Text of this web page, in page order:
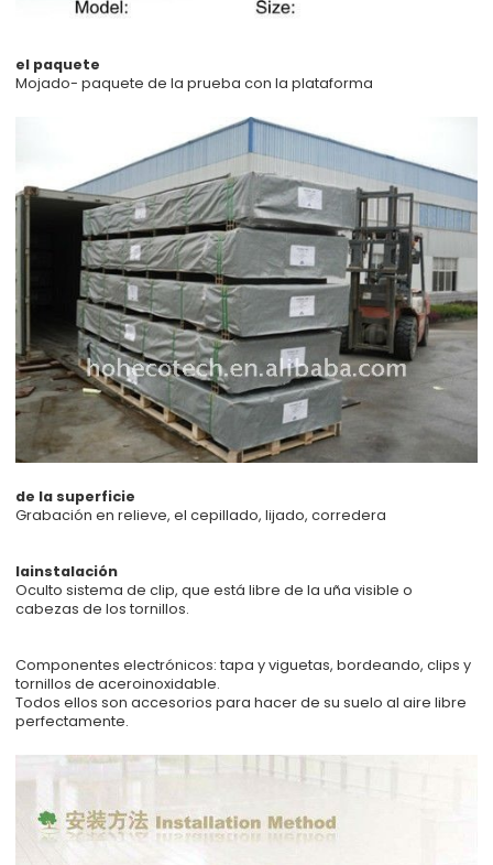
el paquete
Mojado- paquete de la prueba con la plataforma
de la superficie
Grabación en relieve, el cepillado, lijado, corredera
lainstalación
Oculto sistema de clip, que está libre de la uña visible o
cabezas de los tornillos.
Componentes electrónicos: tapa y viguetas, bordeando, clips y
tornillos de aceroinoxidable.
Todos ellos son accesorios para hacer de su suelo al aire libre
perfectamente.